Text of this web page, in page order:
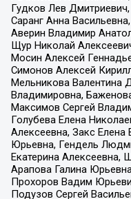
Гудков Лев
Саранг Анна
Аверин Владимир
Щур Николай
Мосин Алексей
Симонов Алексей
Мельникова Валентина
Владимировна,
Максимов Сергей
Голубева Елена
Алексеевна, Закс Елена
Юрьевна, Гендель
Екатерина Алексеевна,
Арапова Галина
Прохоров Вадим
Подузов Сергей